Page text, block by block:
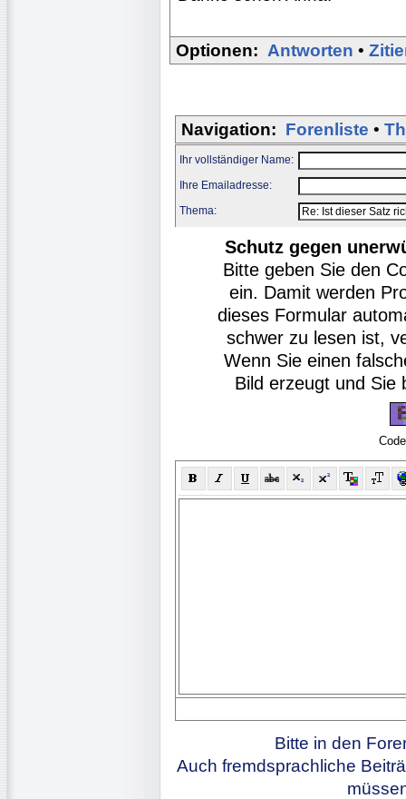
Optionen: Antworten •
Navigation: Forenliste •
Ihr vollständiger Name:
Ihre Emailadresse:
Thema:
Schutz gegen
Bitte geben Sie den
ein. Damit werden
dieses Formular
schwer zu lesen ist,
Wenn Sie einen
Bild erzeugt und Sie
Bitte in den
Auch fremdsprachliche